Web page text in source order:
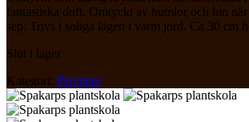
fantastiska doft. Omtyckt av humlor och bin
sep. Trivs i soliga lägen i varm jord. Ca 30 cm
Slut i lager
Kategori: Perenner